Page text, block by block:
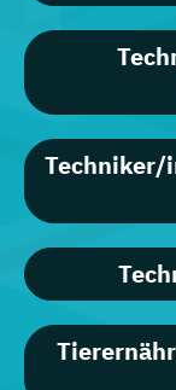
Techniker/